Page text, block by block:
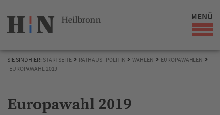
MENÜ
SIE SIND HIER: STARTSEITE RATHAUS | POLITIK WAHLEN
EUROPAWAHLEN
EUROPAWAHL 2019
Europawahl 2019